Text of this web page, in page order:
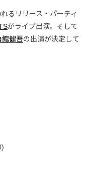
るリリース・パーティ
がライブ出演。そして
館健吾の出演が決定して